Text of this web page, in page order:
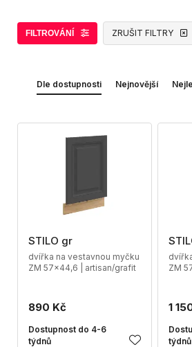
FILTROVÁNÍ ZRUŠIT FILTRY
Dle dostupnosti Nejnovější
STILO gr
dvířka na vestavnou myčku
ZM 57x44,6 | artisan/grafit
890 Kč
Dostupnost do 4-6
týdnů
ZM
1
týdnů